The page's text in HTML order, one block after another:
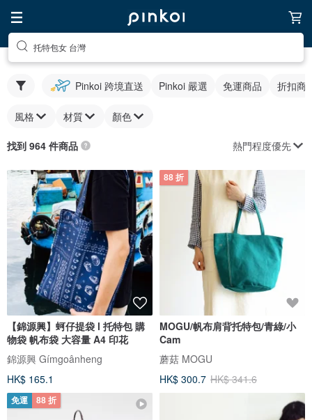
托特包女 台灣
Pinkoi 跨境直送 Pinkoi 嚴選 免運商品 折扣商
風格 材質 顏色
找到 964 件商品 熱門程度優先
【錦源興】蚵仔提袋 l 托特包 購
物袋 帆布袋 大容量 A4 印花
錦源興 Gímgoânheng
HK$ 165.1
88 折
MOGU/帆布肩背托特包/青綠/小
Cam
蘑菇 MOGU
HK$ 300.7 HK$ 341.6
免運 88 折